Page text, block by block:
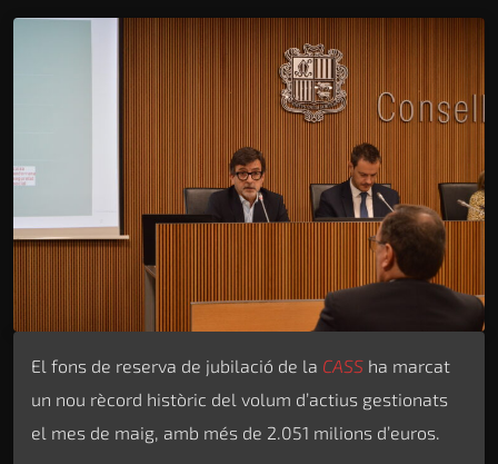
El fons de reserva de jubilació de la CASS ha marcat
un nou rècord històric del volum d’actius gestionats
el mes de maig, amb més de 2.051 milions d’euros.